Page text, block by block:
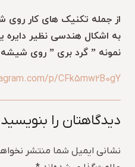
از جمله تکنیک های کار
به اشکال هندسی نظیر
نمونه ” گرد بری ” روی شیشه
p/CFk5mw2B0gY/
دیدگاهتان را بنویسید
نشانی ایمیل شما منتشر